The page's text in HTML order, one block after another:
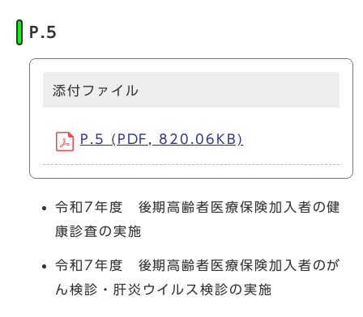
P.5
添付ファイル
P.5 (PDF, 820.06KB)
令和7年度 後期高齢者医療保険加入者の健
康診査の実施
令和7年度 後期高齢者医療保険加入者のが
ん検診・肝炎ウイルス検診の実施